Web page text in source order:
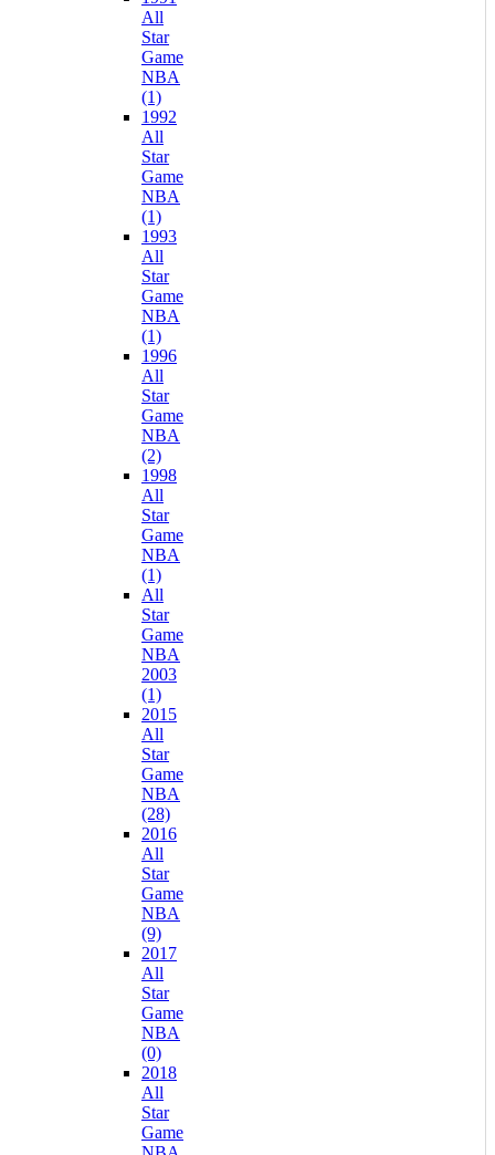
All
Star
Game
NBA
(1)
1992
All
Star
Game
NBA
(1)
1993
All
Star
Game
NBA
(1)
1996
All
Star
Game
NBA
(2)
1998
All
Star
Game
NBA
(1)
All
Star
Game
NBA
2003
(1)
2015
All
Star
Game
NBA
(28)
2016
All
Star
Game
NBA
(9)
2017
All
Star
Game
NBA
(0)
2018
All
Star
Game